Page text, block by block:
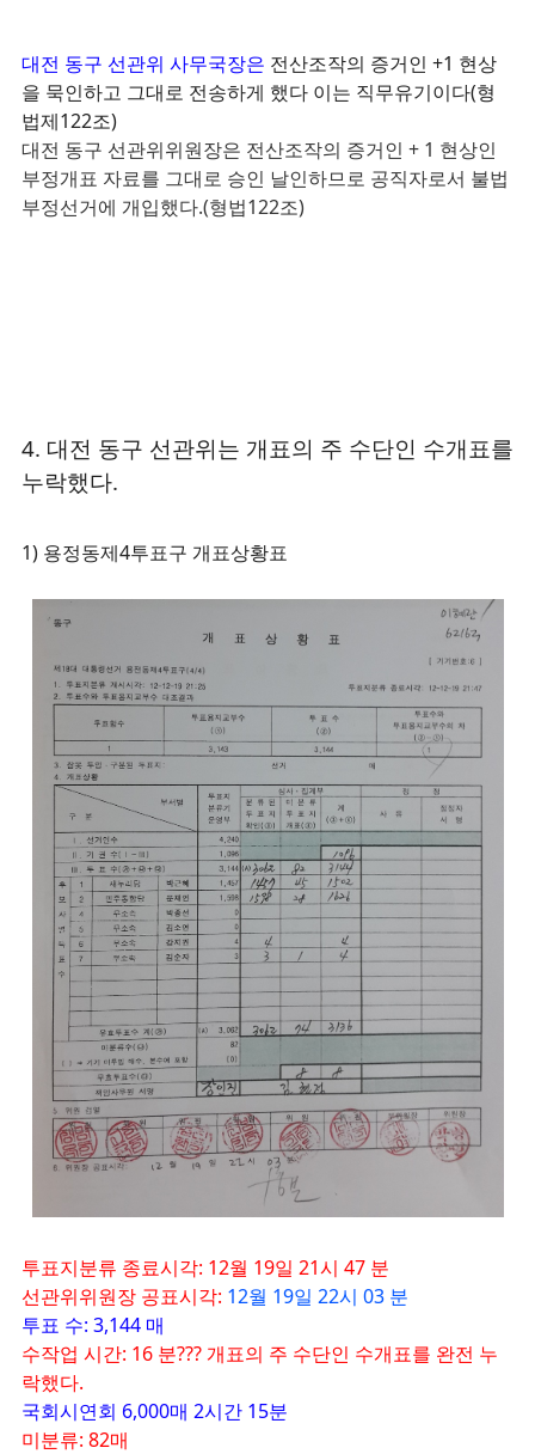
대전 동구 선관위 사무국장은 전산조작의 증거인 +1 현상
을 묵인하고 그대로 전송하게 했다 이는 직무유기이다(형
법제122조)
대전 동구 선관위위원장은 전산조작의 증거인 + 1 현상인
부정개표 자료를 그대로 승인 날인하므로 공직자로서 불법
부정선거에 개입했다.(형법122조)
4. 대전 동구 선관위는 개표의 주 수단인 수개표를
누락했다.
1) 용정동제4투표구 개표상황표
투표지분류 종료시각: 12월 19일 21시 47 분
선관위위원장 공표시각: 12월 19일 22시 03 분
투표 수: 3,144 매
수작업 시간: 16 분??? 개표의 주 수단인 수개표를 완전 누
락했다.
국회시연회 6,000매 2시간 15분
미분류: 82매